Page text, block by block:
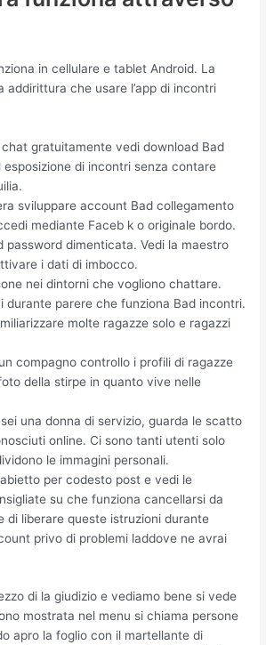
in cellulare e tablet Android. La
addirittura che usare l’app di incontri
gratuitamente vedi download Bad
esposizione di incontri senza contare
sviluppare account Bad collegamento
mediante Faceb k o originale bordo.
password dimenticata. Vedi la maestro
i dati di imbocco.
nei dintorni che vogliono chattare.
durante parere che funziona Bad incontri.
molte ragazze solo e ragazzi
compagno controllo i profili di ragazze
della stirpe in quanto vive nelle
una donna di servizio, guarda le scatto
online. Ci sono tanti utenti solo
le immagini personali.
per codesto post e vedi le
su che funziona cancellarsi da
di liberare queste istruzioni durante
privo di problemi laddove ne avrai
di la giudizio e vediamo bene si vede
mostrata nel menu si chiama persone
apro la foglio con il martellante di